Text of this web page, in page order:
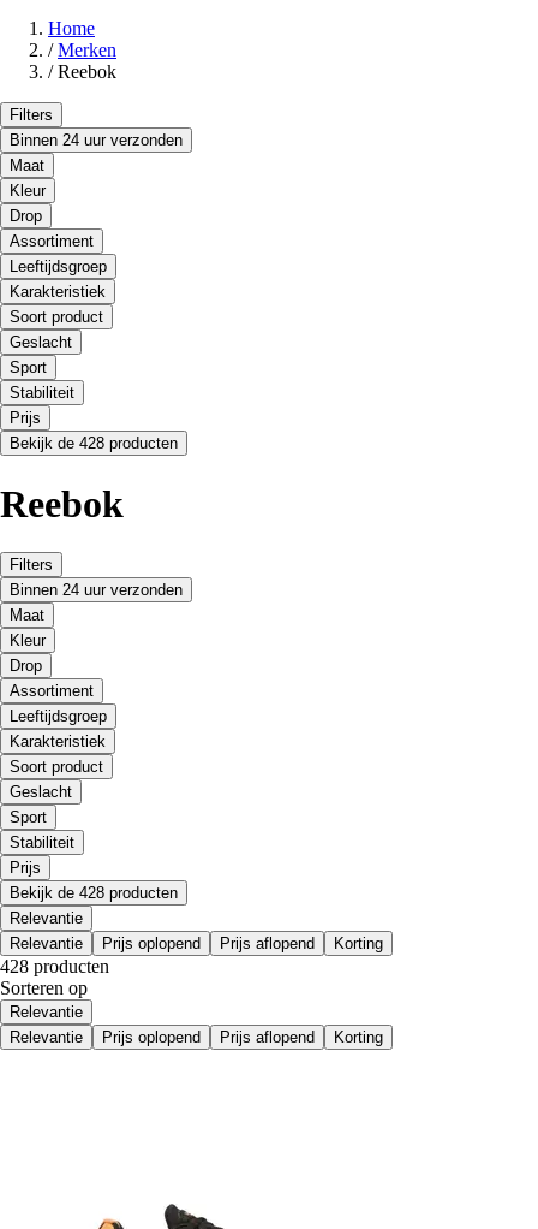
Home
/ Merken
/ Reebok
Filters
Binnen 24 uur verzonden
Maat
Kleur
Drop
Assortiment
Leeftijdsgroep
Karakteristiek
Soort product
Geslacht
Sport
Stabiliteit
Prijs
Bekijk de 428 producten
Reebok
Filters
Binnen 24 uur verzonden
Maat
Kleur
Drop
Assortiment
Leeftijdsgroep
Karakteristiek
Soort product
Geslacht
Sport
Stabiliteit
Prijs
Bekijk de 428 producten
Relevantie
Relevantie
Prijs oplopend Prijs aflopend Korting
428 producten
Sorteren op
Relevantie
Relevantie
Prijs oplopend Prijs aflopend Korting